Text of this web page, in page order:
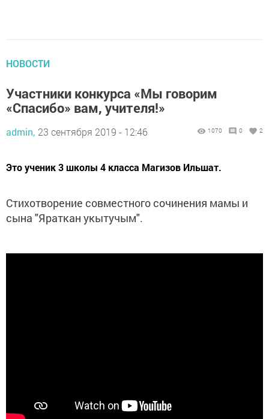
НОВОСТИ
Участники конкурса «Мы говорим
«Спасибо» вам, учителя!»
admin, 23 сентября 2019 - 12:46 1070 0 2
Это ученик 3 школы 4 класса Магизов Ильшат.
Стихотворение совместного сочинения мамы и
сына "Яраткан укытучым".